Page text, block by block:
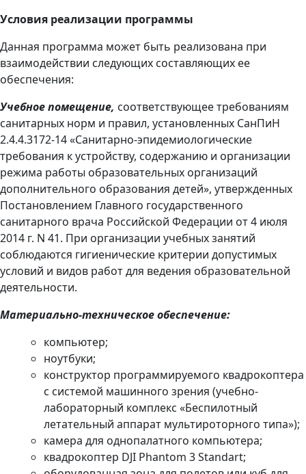
Условия реализации программы
Данная программа может быть реализована при
взаимодействии следующих составляющих ее
обеспечения:
Учебное помещение, соответствующее требованиям
санитарных норм и правил, установленных СанПиН
2.4.4.3172-14 «Санитарно-эпидемиологические
требования к устройству, содержанию и организации
режима работы образовательных организаций
дополнительного образования детей», утвержденных
Постановлением Главного государственного
санитарного врача Российской Федерации от 4 июля
2014 г. N 41. При организации учебных занятий
соблюдаются гигиенические критерии допустимых
условий и видов работ для ведения образовательной
деятельности.
Материально-техническое обеспечение:
компьютер;
ноутбуки;
конструктор программируемого квадрокоптера
с системой машинного зрения (учебно-
лабораторный комплекс «Беспилотный
летательный аппарат мультироторного типа»);
камера для однопалатного компьютера;
квадрокоптер DJI Phantom 3 Standart;